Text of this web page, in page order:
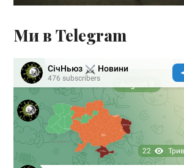
Ми в Telegram